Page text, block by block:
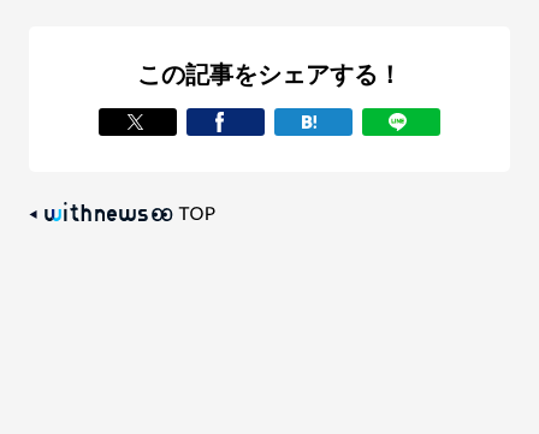
この記事をシェアする！